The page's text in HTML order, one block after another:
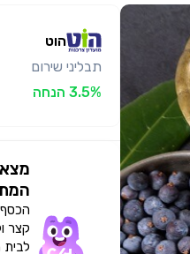
הוט
תבליני שירום
3.5% הנחה
הכסף
קצר